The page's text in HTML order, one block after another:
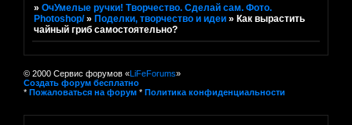
»ОчУмелые ручки! Творчество. Сделай сам. Фото.
Photoshop/ »Поделки, творчество и идеи »Как вырастить
чайный гриб самостоятельно?
© 2000 Сервис форумов «LiFeForums»
Создать форум бесплатно
* Пожаловаться на форум * Политика конфиденциальности